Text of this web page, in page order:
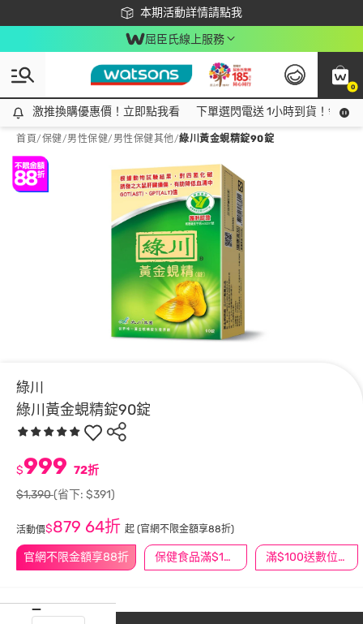
本期活動詳情請點我
下載app最高回饋$350
屈臣氏線上服務
0
激推換購優惠價！立即點我看
激推換購優惠價！立即點我看 下單選閃電送 1小時到貨！領神
首頁/保健/男性保健/ 男性保健其他/綠川黃金蜆精錠90錠
綠川
綠川黃金蜆精錠90錠
官網不限金額享88折 保健食品滿$1200送$100 滿$100送數位印花
$999 72折
$1,390(省下: $391)
活動價$879 64折 起 (官網不限金額享88折)